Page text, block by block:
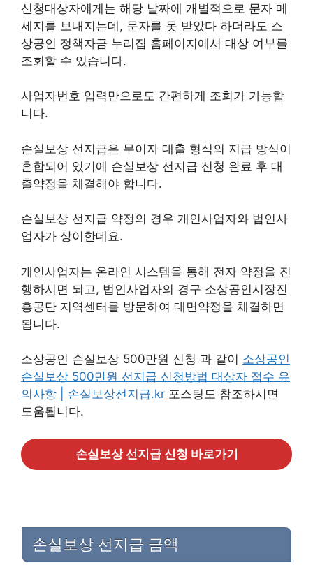
신청대상자에게는 해당 날짜에 개별적으로 문자 메
세지를 보내지는데, 문자를 못 받았다 하더라도 소
상공인 정책자금 누리집 홈페이지에서 대상 여부를
조회할 수 있습니다.
사업자번호 입력만으로도 간편하게 조회가 가능합
니다.
손실보상 선지급은 무이자 대출 형식의 지급 방식이
혼합되어 있기에 손실보상 선지급 신청 완료 후 대
출약정을 체결해야 합니다.
손실보상 선지급 약정의 경우 개인사업자와 법인사
업자가 상이한데요.
개인사업자는 온라인 시스템을 통해 전자 약정을 진
행하시면 되고, 법인사업자의 경구 소상공인시장진
흥공단 지역센터를 방문하여 대면약정을 체결하면
됩니다.
소상공인 손실보상 500만원 신청 과 같이 소상공인
손실보상 500만원 선지급 신청방법 대상자 접수 유
의사항 | 손실보상선지급.kr 포스팅도 참조하시면
도움됩니다.
손실보상 선지급 신청 바로가기
손실보상 선지급 금액